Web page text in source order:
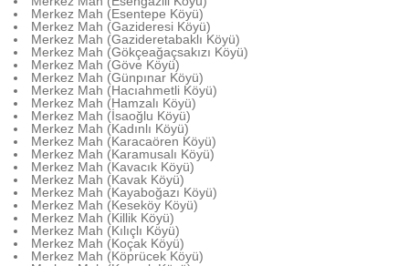
Merkez Mah (Esentepe Köyü)
Merkez Mah (Gazideresi Köyü)
Merkez Mah (Gazideretabaklı Köyü)
Merkez Mah (Gökçeağaçsakızı Köyü)
Merkez Mah (Göve Köyü)
Merkez Mah (Günpınar Köyü)
Merkez Mah (Hacıahmetli Köyü)
Merkez Mah (Hamzalı Köyü)
Merkez Mah (İsaoğlu Köyü)
Merkez Mah (Kadınlı Köyü)
Merkez Mah (Karacaören Köyü)
Merkez Mah (Karamusalı Köyü)
Merkez Mah (Kavacık Köyü)
Merkez Mah (Kavak Köyü)
Merkez Mah (Kayaboğazı Köyü)
Merkez Mah (Keseköy Köyü)
Merkez Mah (Killik Köyü)
Merkez Mah (Kılıçlı Köyü)
Merkez Mah (Koçak Köyü)
Merkez Mah (Köprücek Köyü)